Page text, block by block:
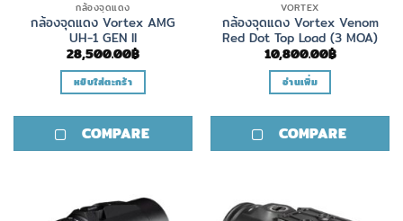
กล้องจุดแดง
กล้องจุดแดง Vortex AMG
UH-1 GEN II
28,500.00฿
หยิบใส่ตะกร้า
COMPARE
VORTEX
กล้องจุดแดง Vortex Venom
Red Dot Top Load (3 MOA)
10,800.00฿
อ่านเพิ่ม
COMPARE